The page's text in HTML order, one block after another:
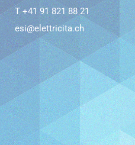
T +41 91 821 88 21
esi@elettricita.ch